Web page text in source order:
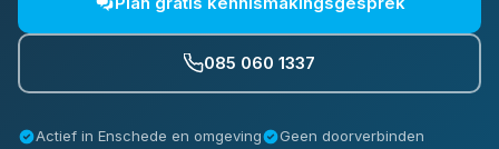
085 060 1337
Actief in Enschede en omgeving
Geen doorverbinden